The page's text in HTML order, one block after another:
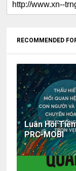
RECOMMENDED
Luân Hồi
PRC-MOBI